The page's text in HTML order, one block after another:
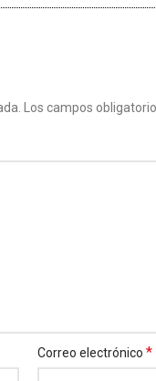
Los campos
Correo electrónico *